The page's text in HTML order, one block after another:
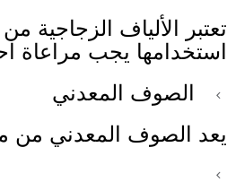
تعتبر الألياف الزجاجية
استخدامها يجب مراعاة
الصوف المعدني
يعد الصوف المعدني من